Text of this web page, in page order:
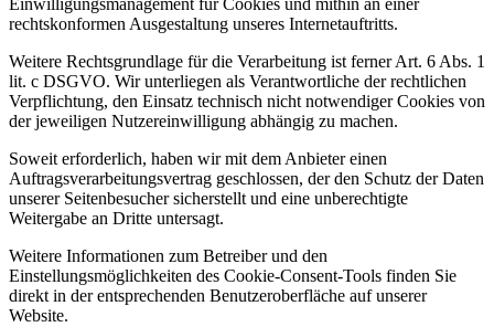
Einwilligungsmanagement für Cookies und mithin an einer
rechtskonformen Ausgestaltung unseres Internetauftritts.
Weitere Rechtsgrundlage für die Verarbeitung ist ferner Art. 6 Abs. 1
lit. c DSGVO. Wir unterliegen als Verantwortliche der rechtlichen
Verpflichtung, den Einsatz technisch nicht notwendiger Cookies von
der jeweiligen Nutzereinwilligung abhängig zu machen.
Soweit erforderlich, haben wir mit dem Anbieter einen
Auftragsverarbeitungsvertrag geschlossen, der den Schutz der Daten
unserer Seitenbesucher sicherstellt und eine unberechtigte
Weitergabe an Dritte untersagt.
Weitere Informationen zum Betreiber und den
Einstellungsmöglichkeiten des Cookie-Consent-Tools finden Sie
direkt in der entsprechenden Benutzeroberfläche auf unserer
Website.